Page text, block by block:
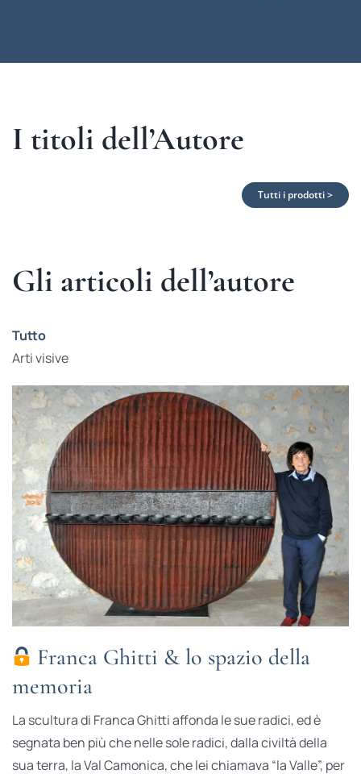
I titoli dell’Autore
Tutti i prodotti >
Gli articoli dell’autore
Tutto
Arti visive
Franca Ghitti & lo spazio della
memoria
La scultura di Franca Ghitti affonda le sue radici, ed è
segnata ben più che nelle sole radici, dalla civiltà della
sua terra, la Val Camonica, che lei chiamava “la Valle”, per